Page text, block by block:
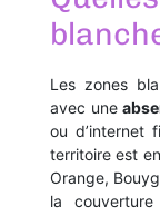
Les zones
avec une
ou d’internet
territoire est
Orange,
la